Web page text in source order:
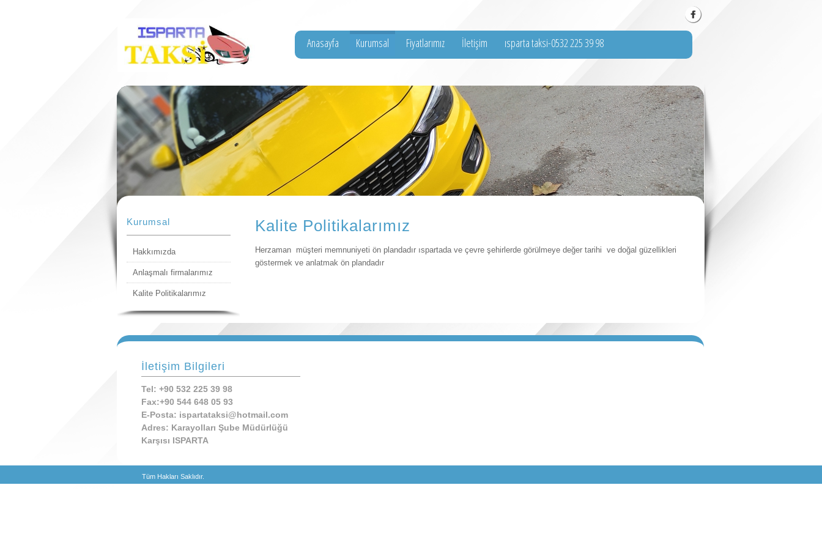
Anasayfa Kurumsal Fiyatlarımız İletişim
ısparta taksi-0532 225 39 98
Kurumsal
Hakkımızda
Anlaşmalı firmalarımız
Kalite Politikalarımız
Kalite Politikalarımız
Herzaman müşteri memnuniyeti ön plandadır ıspartada ve çevre şehirlerde görülmeye değer tarihi ve doğal güzellikleri
göstermek ve anlatmak ön plandadır
İletişim Bilgileri
Tel: +90 532 225 39 98
Fax:+90 544 648 05 93
E-Posta: ispartataksi@hotmail.com
Adres: Karayolları Şube Müdürlüğü
Karşısı ISPARTA
Tüm Hakları Saklıdır.